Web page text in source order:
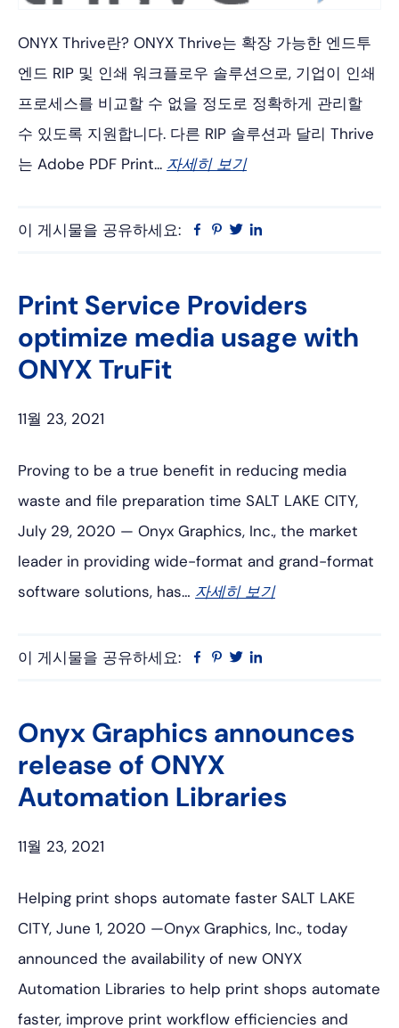
ONYX Thrive란? ONYX Thrive는 확장 가능한 엔드투
엔드 RIP 및 인쇄 워크플로우 솔루션으로, 기업이 인쇄
프로세스를 비교할 수 없을 정도로 정확하게 관리할
수 있도록 지원합니다. 다른 RIP 솔루션과 달리 Thrive
는 Adobe PDF Print... 자세히 보기
이 게시물을 공유하세요: Facebook
Pinterest
트
인
Print Service Providers
optimize media usage with
ONYX TruFit
11월 23, 2021
Proving to be a true benefit in reducing media
waste and file preparation time SALT LAKE CITY,
July 29, 2020 — Onyx Graphics, Inc., the market
leader in providing wide-format and grand-format
software solutions, has… 자세히 보기
이 게시물을 공유하세요: Facebook
Pinterest
트
Onyx Graphics announces
release of ONYX
Automation Libraries
11월 23, 2021
Helping print shops automate faster SALT LAKE
CITY, June 1, 2020 —Onyx Graphics, Inc., today
announced the availability of new ONYX
Automation Libraries to help print shops automate
faster, improve print workflow efficiencies and